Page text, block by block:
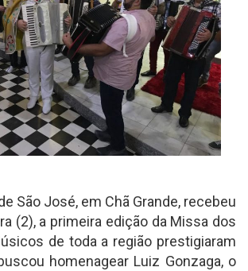
São José, em Chã Grande, recebeu
(2), a primeira edição da Missa dos
de toda a região prestigiaram
homenagear Luiz Gonzaga, o